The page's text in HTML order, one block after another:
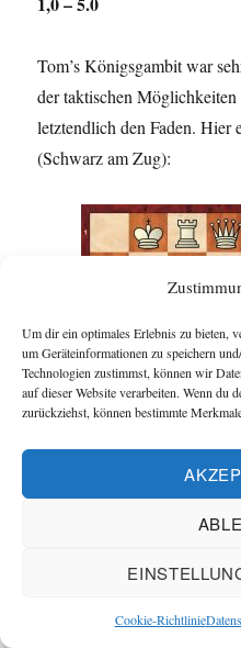
Um dir ein optimales Erlebnis zu bieten,
um Geräteinformationen zu speichern
Technologien zustimmst, können wir
auf dieser Website verarbeiten. Wenn du
zurückziehst, können bestimmte
Cookie-Richtlinie
Tom’s Königsgambit war
der taktischen
letztendlich den Faden. Hier
(Schwarz am Zug):
Auch Bernd mit Weiß fand
richtigen Plan.